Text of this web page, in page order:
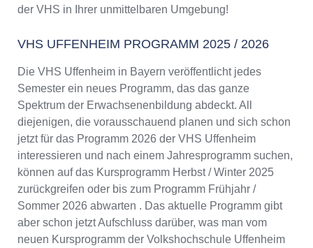
der VHS in Ihrer unmittelbaren Umgebung!
VHS UFFENHEIM PROGRAMM 2025 / 2026
Die VHS Uffenheim in Bayern veröffentlicht jedes
Semester ein neues Programm, das das ganze
Spektrum der Erwachsenenbildung abdeckt. All
diejenigen, die vorausschauend planen und sich schon
jetzt für das Programm 2026 der VHS Uffenheim
interessieren und nach einem Jahresprogramm suchen,
können auf das Kursprogramm Herbst / Winter 2025
zurückgreifen oder bis zum Programm Frühjahr /
Sommer 2026 abwarten . Das aktuelle Programm gibt
aber schon jetzt Aufschluss darüber, was man vom
neuen Kursprogramm der Volkshochschule Uffenheim